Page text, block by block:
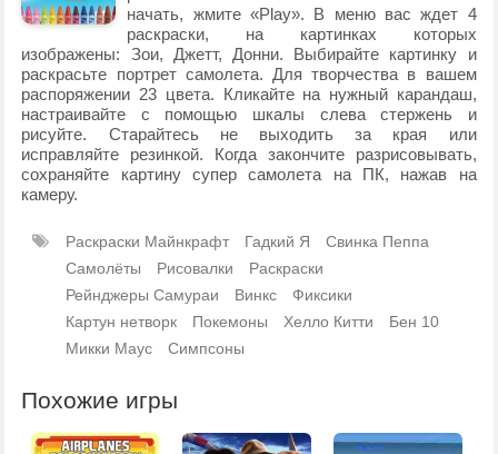
начать, жмите «Play». В меню вас ждет 4
раскраски, на картинках которых
изображены: Зои, Джетт, Донни. Выбирайте картинку и
раскрасьте портрет самолета. Для творчества в вашем
распоряжении 23 цвета. Кликайте на нужный карандаш,
настраивайте с помощью шкалы слева стержень и
рисуйте. Старайтесь не выходить за края или
исправляйте резинкой. Когда закончите разрисовывать,
сохраняйте картину супер самолета на ПК, нажав на
камеру.
Раскраски Майнкрафт Гадкий Я
Свинка Пеппа
Самолёты
Рисовалки
Раскраски
Рейнджеры Самураи
Винкс
Фиксики
Картун нетворк
Покемоны Хелло Китти
Бен 10
Микки Маус
Симпсоны
Похожие игры